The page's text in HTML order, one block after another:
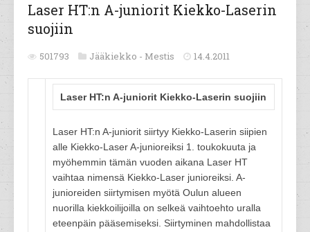
Laser HT:n A-juniorit Kiekko-Laserin
suojiin
501793 Jääkiekko - Mestis 14.4.2011
Laser HT:n A-juniorit Kiekko-Laserin suojiin
Laser HT:n A-juniorit siirtyy Kiekko-Laserin siipien
alle Kiekko-Laser A-junioreiksi 1. toukokuuta ja
myöhemmin tämän vuoden aikana Laser HT
vaihtaa nimensä Kiekko-Laser junioreiksi. A-
junioreiden siirtymisen myötä Oulun alueen
nuorilla kiekkoilijoilla on selkeä vaihtoehto uralla
eteenpäin pääsemiseksi. Siirtyminen mahdollistaa